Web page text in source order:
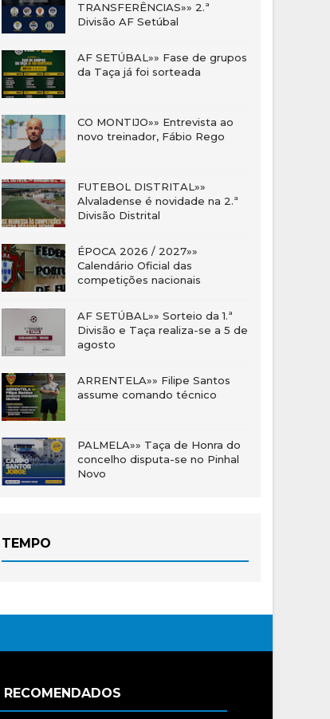
TRANSFERÊNCIAS»» 2.ª
Divisão AF Setúbal
AF SETÚBAL»» Fase de grupos
da Taça já foi sorteada
CO MONTIJO»» Entrevista ao
novo treinador, Fábio Rego
FUTEBOL DISTRITAL»»
Alvaladense é novidade na 2.ª
Divisão Distrital
ÉPOCA 2026 / 2027»»
Calendário Oficial das
competições nacionais
AF SETÚBAL»» Sorteio da 1.ª
Divisão e Taça realiza-se a 5 de
agosto
ARRENTELA»» Filipe Santos
assume comando técnico
PALMELA»» Taça de Honra do
concelho disputa-se no Pinhal
Novo
TEMPO
RECOMENDADOS